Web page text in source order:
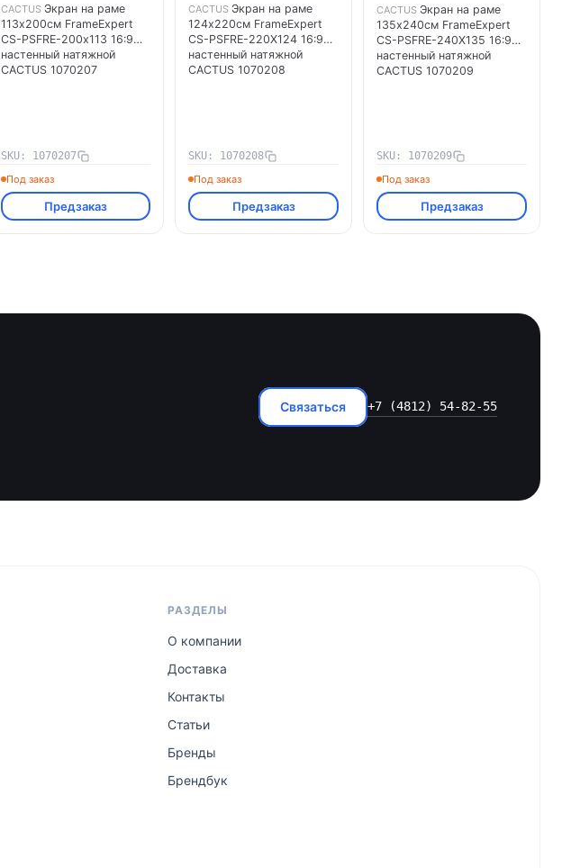
CACTUS Экран на раме
113х200см FrameExpert
CS-PSFRE-200х113 16:9
настенный натяжной
CACTUS 1070207
SKU: 1070207
Под заказ
Предзаказ
CACTUSЭкран на раме
124х220см FrameExpert
CS-PSFRE-220X124 16:9
настенный натяжной
CACTUS 1070208
SKU: 1070208
Под заказ
Предзаказ
CACTUSЭкран на раме
135х240см FrameExpert
CS-PSFRE-240X135 16:9
настенный натяжной
CACTUS 1070209
SKU: 1070209
Под заказ
Предзаказ
Связаться +7 (4812) 54-82-55
РАЗДЕЛЫ
О компании
Доставка
Контакты
Статьи
Бренды
Брендбук